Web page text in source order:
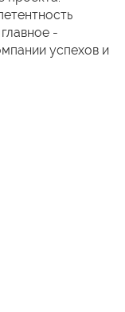
-
успехов и